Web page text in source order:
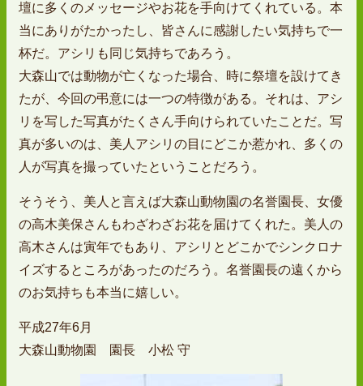
壇に多くのメッセージやお花を手向けてくれている。本
当にありがたかったし、皆さんに感謝したい気持ちで一
杯だ。アシリも同じ気持ちであろう。
大森山では動物が亡くなった場合、時に祭壇を設けてき
たが、今回の弔意には一つの特徴がある。それは、アシ
リを写した写真がたくさん手向けられていたことだ。写
真が多いのは、美人アシリの目にどこか惹かれ、多くの
人が写真を撮っていたということだろう。
そうそう、美人と言えば大森山動物園の名誉園長、女優
の高木美保さんもわざわざお花を届けてくれた。美人の
高木さんは寅年でもあり、アシリとどこかでシンクロナ
イズするところがあったのだろう。名誉園長の遠くから
のお気持ちも本当に嬉しい。
平成27年6月
大森山動物園 園長 小松 守